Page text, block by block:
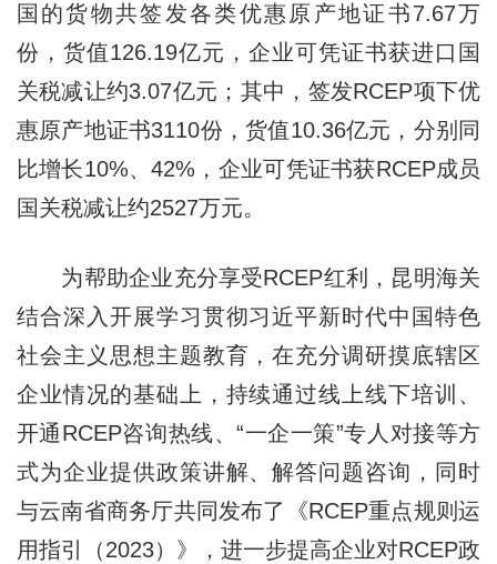
国的货物共签发各类优惠原产地证书7.67万
份，货值126.19亿元，企业可凭证书获进口国
关税减让约3.07亿元；其中，签发RCEP项下优
惠原产地证书3110份，货值10.36亿元，分别同
比增长10%、42%，企业可凭证书获RCEP成员
国关税减让约2527万元。
为帮助企业充分享受RCEP红利，昆明海关
结合深入开展学习贯彻习近平新时代中国特色
社会主义思想主题教育，在充分调研摸底辖区
企业情况的基础上，持续通过线上线下培训、
开通RCEP咨询热线、“一企一策”专人对接等方
式为企业提供政策讲解、解答问题咨询，同时
与云南省商务厅共同发布了《RCEP重点规则运
用指引（2023）》，进一步提高企业对RCEP政